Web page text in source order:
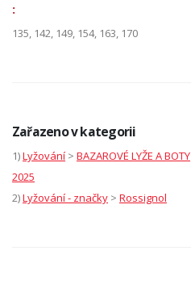
:
135, 142, 149, 154, 163, 170
Zařazeno v kategorii
1)Lyžování > BAZAROVÉ LYŽE A BOTY
2025
2)Lyžování - značky > Rossignol